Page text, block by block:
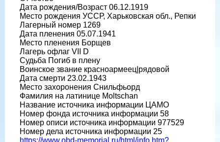
Дата рождения/Возраст 06.12.1919
Место рождения УССР, Харьковская обл., Репки
Лагерный номер 1269
Дата пленения 05.07.1941
Место пленения Борщев
Лагерь офлаг VII D
Судьба Погиб в плену
Воинское звание красноармеец|рядовой
Дата смерти 23.02.1943
Место захоронения Снильфьорд
Фамилия на латинице Moltschan
Название источника информации ЦАМО
Номер фонда источника информации 58
Номер описи источника информации 977529
Номер дела источника информации 25
https://www.obd-memorial.ru/html/info.htm?